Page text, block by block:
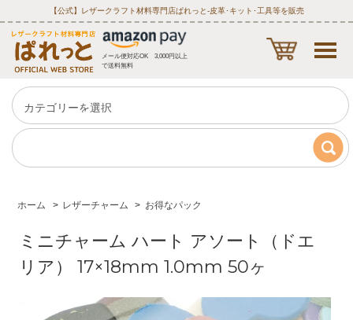
【公式】レザークラフト材料専門店ぱれっと‐皮革･キット･工具等を販売
メール便対応OK 3,000円以上
で送料無料
ホーム > レザーチャーム > お得なパック
ミニチャーム ハート アソート（ドエ
リア） 17×18mm 1.0mm 50ヶ